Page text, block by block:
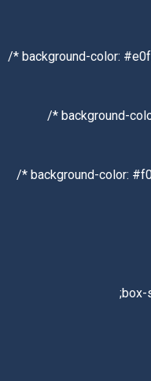
background-color:
background-
background-color:
box-